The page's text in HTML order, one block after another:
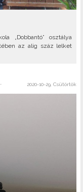
„Dobbantó” osztálya
az alig száz lelket
2020-10-29, Csütörtök